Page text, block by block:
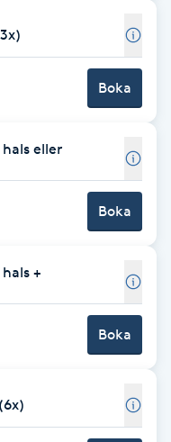
Boka
eller
Boka
+
Boka